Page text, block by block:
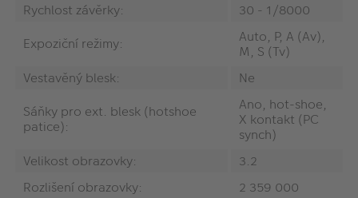
Rychlost závěrky:
30 - 1/8000
Expoziční režimy:
Auto, P, A (Av),
M, S (Tv)
Vestavěný blesk:
Ne
Sáňky pro ext. blesk (hotshoe
patice):
Ano, hot-shoe,
X kontakt (PC
synch)
Velikost obrazovky:
3.2
Rozlišení obrazovky:
2 359 000